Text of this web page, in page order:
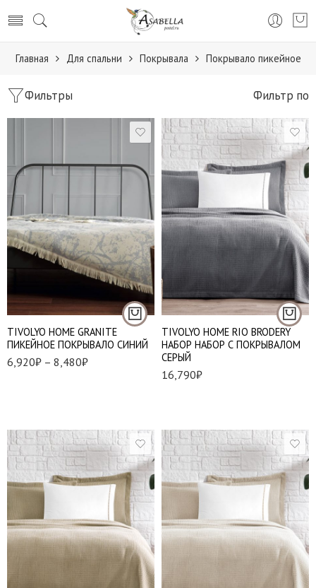
Главная Для спальни Покрывала Покрывало пикейное
Фильтры Фильтр по
TIVOLYO HOME GRANITE
ПИКЕЙНОЕ ПОКРЫВАЛО СИНИЙ
6,920₽ – 8,480₽
220*240 см
TIVOLYO HOME RIO BRODERY
НАБОР НАБОР С ПОКРЫВАЛОМ
СЕРЫЙ
16,790₽